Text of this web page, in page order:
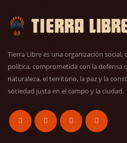
Tierra Libre es una organización social,
política, comprometida con la defensa
naturaleza, el territorio, la paz y la
sociedad justa en el campo y la ciudad.